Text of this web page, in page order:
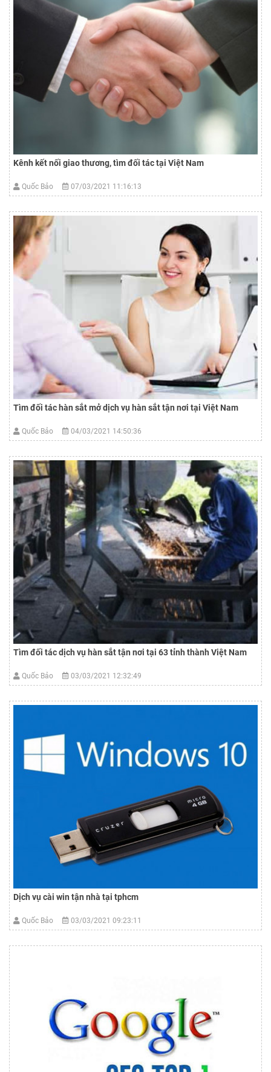
Kênh kết nối giao thương, tìm đối tác tại Việt Nam
Quốc Bảo 07/03/2021 11:16:13
Tìm đối tác hàn sắt mở dịch vụ hàn sắt tận nơi tại Việt Nam
Quốc Bảo 04/03/2021 14:50:36
Tìm đối tác dịch vụ hàn sắt tận nơi tại 63 tỉnh thành Việt Nam
Quốc Bảo 03/03/2021 12:32:49
Dịch vụ cài win tận nhà tại tphcm
Quốc Bảo 03/03/2021 09:23:11